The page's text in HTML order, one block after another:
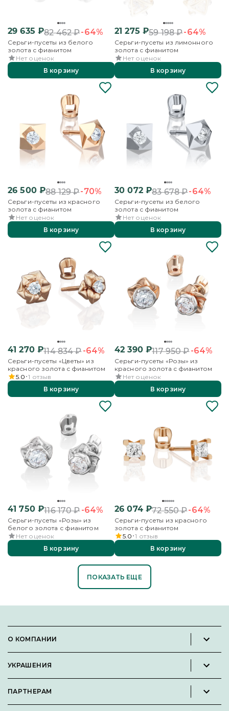
29 635 ₽82 462₽-64%
Серьги-пусеты из белого
золота с фианитом
Нет оценок
В корзину
21 275 ₽59 198₽-64%
Серьги-пусеты из лимонного
золота с фианитом
Нет оценок
В корзину
26 500₽88 129₽-70%
Серьги-пусеты из красного
золота с фианитом
Нет оценок
В корзину
30 072₽83 678₽-64%
Серьги-пусеты из белого
золота с фианитом
Нет оценок
В корзину
41 270₽114 834₽-64%
Серьги-пусеты «Цветы» из
красного золота с фианитом
5.0 1 отзыв
В корзину
42 390₽117 950₽-64%
Серьги-пусеты «Розы» из
красного золота с фианитом
Нет оценок
В корзину
41 750₽116 170₽-64%
Серьги-пусеты «Розы» из
белого золота с фианитом
Нет оценок
В корзину
26 074₽72 550₽-64%
Серьги-пусеты из красного
золота с фианитом
5.0 1 отзыв
В корзину
ПОКАЗАТЬ ЕЩЕ
О КОМПАНИИ
Вакансии
УКРАШЕНИЯ
Кольца
ПАРТНЕРАМ